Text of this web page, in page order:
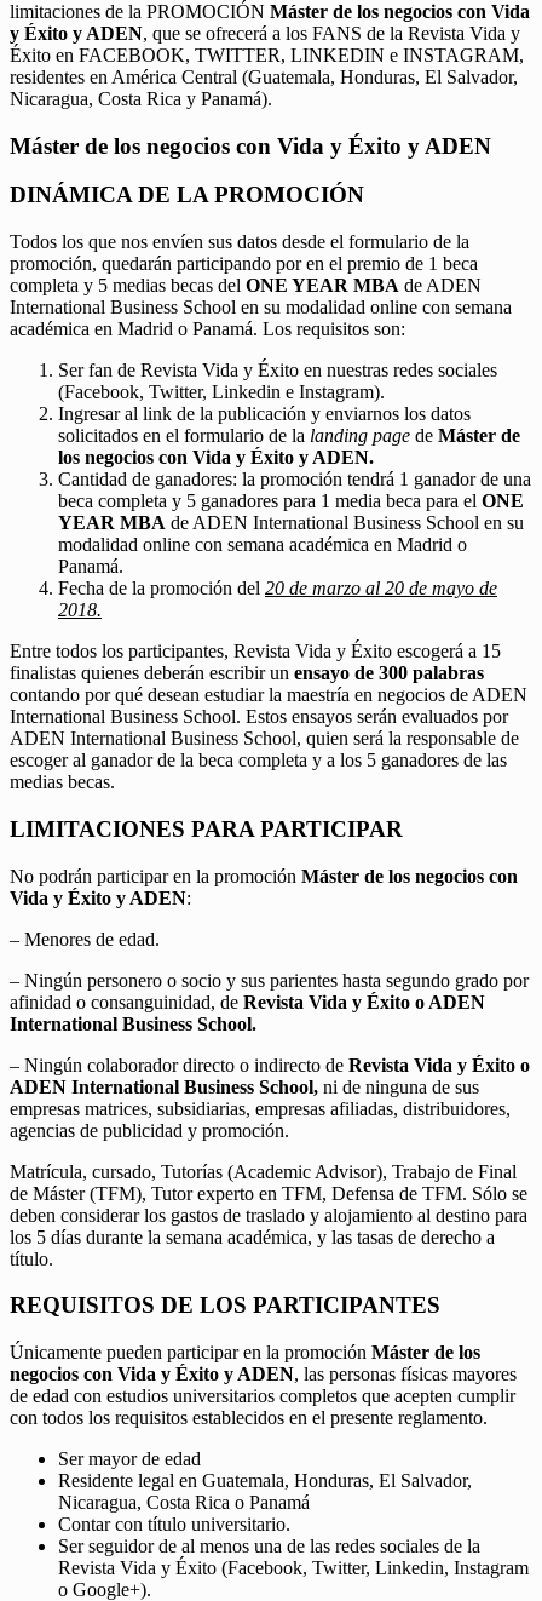
limitaciones de la PROMOCIÓN Máster de los negocios con Vida
y Éxito y ADEN, que se ofrecerá a los FANS de la Revista Vida y
Éxito en FACEBOOK, TWITTER, LINKEDIN e INSTAGRAM,
residentes en América Central (Guatemala, Honduras, El Salvador,
Nicaragua, Costa Rica y Panamá).
Máster de los negocios con Vida y Éxito y ADEN
DINÁMICA DE LA PROMOCIÓN
Todos los que nos envíen sus datos desde el formulario de la
promoción, quedarán participando por en el premio de 1 beca
completa y 5 medias becas del ONE YEAR MBA de ADEN
International Business School en su modalidad online con semana
académica en Madrid o Panamá. Los requisitos son:
Ser fan de Revista Vida y Éxito en nuestras redes sociales
(Facebook, Twitter, Linkedin e Instagram).
Ingresar al link de la publicación y enviarnos los datos
solicitados en el formulario de la landing page de Máster de
los negocios con Vida y Éxito y ADEN.
Cantidad de ganadores: la promoción tendrá 1 ganador de una
beca completa y 5 ganadores para 1 media beca para el ONE
YEAR MBA de ADEN International Business School en su
modalidad online con semana académica en Madrid o
Panamá.
Fecha de la promoción del 20 de marzo al 20 de mayo de
2018.
Entre todos los participantes, Revista Vida y Éxito escogerá a 15
finalistas quienes deberán escribir un ensayo de 300 palabras
contando por qué desean estudiar la maestría en negocios de ADEN
International Business School. Estos ensayos serán evaluados por
ADEN International Business School, quien será la responsable de
escoger al ganador de la beca completa y a los 5 ganadores de las
medias becas.
LIMITACIONES PARA PARTICIPAR
No podrán participar en la promoción Máster de los negocios con
Vida y Éxito y ADEN:
– Menores de edad.
– Ningún personero o socio y sus parientes hasta segundo grado por
afinidad o consanguinidad, de Revista Vida y Éxito o ADEN
International Business School.
– Ningún colaborador directo o indirecto de Revista Vida y Éxito o
ADEN International Business School, ni de ninguna de sus
empresas matrices, subsidiarias, empresas afiliadas, distribuidores,
agencias de publicidad y promoción.
Matrícula, cursado, Tutorías (Academic Advisor), Trabajo de Final
de Máster (TFM), Tutor experto en TFM, Defensa de TFM. Sólo se
deben considerar los gastos de traslado y alojamiento al destino para
los 5 días durante la semana académica, y las tasas de derecho a
título.
REQUISITOS DE LOS PARTICIPANTES
Únicamente pueden participar en la promoción Máster de los
negocios con Vida y Éxito y ADEN, las personas físicas mayores
de edad con estudios universitarios completos que acepten cumplir
con todos los requisitos establecidos en el presente reglamento.
Ser mayor de edad
Residente legal en Guatemala, Honduras, El Salvador,
Nicaragua, Costa Rica o Panamá
Contar con título universitario.
Ser seguidor de al menos una de las redes sociales de la
Revista Vida y Éxito (Facebook, Twitter, Linkedin, Instagram
o Google+).